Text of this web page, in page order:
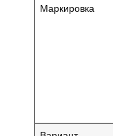
Маркировка